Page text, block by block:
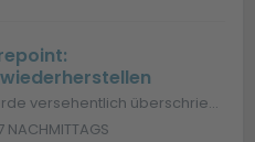
? Ursache Eine Datei wurde versehentlich überschrieben, verändert oder gelöscht – z. B. durch einen Kollegen im Team oder durch einen eigenen Fehler beim S...